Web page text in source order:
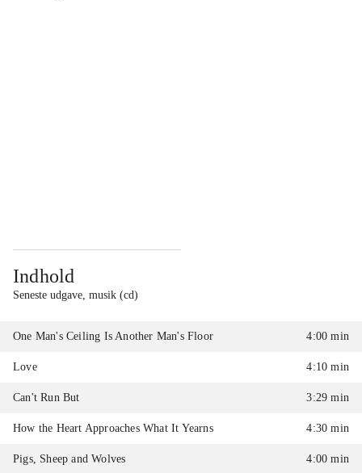
Indhold
Seneste udgave, musik (cd)
One Man's Ceiling Is Another Man's Floor 4:00 min
Love 4:10 min
Can't Run But 3:29 min
How the Heart Approaches What It Yearns 4:30 min
Pigs, Sheep and Wolves 4:00 min